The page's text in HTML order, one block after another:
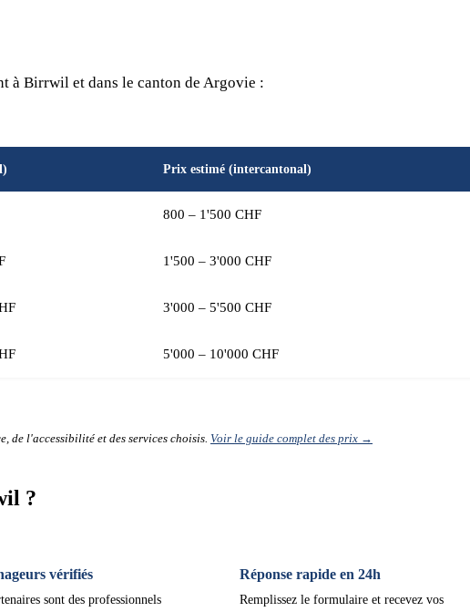
à Birrwil et dans le canton de Argovie :
Prix estimé (intercantonal)
800 – 1'500 CHF
1'500 – 3'000 CHF
3'000 – 5'500 CHF
5'000 – 10'000 CHF
de l'accessibilité et des services choisis. Voir le guide complet des prix →
?
vérifiés
sont des professionnels
Réponse rapide en 24h
Remplissez le formulaire et recevez vos